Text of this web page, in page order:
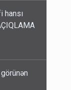
hansı